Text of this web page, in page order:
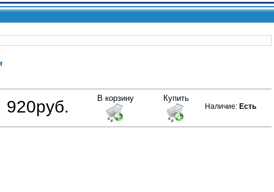
920руб. В корзину Купить
Наличие: Есть